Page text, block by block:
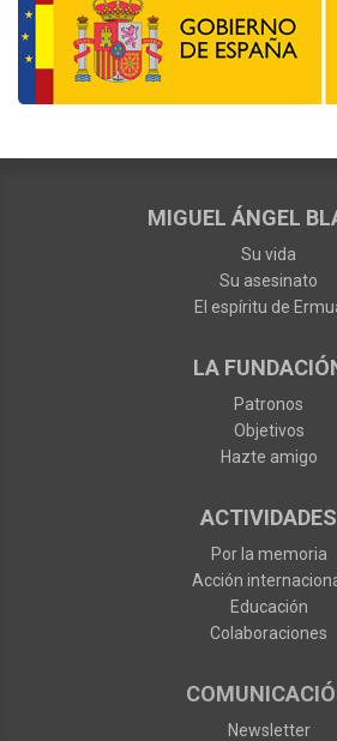
MIGUEL ÁNGEL
Su vida
Su asesinato
El espíritu de
LA
Patronos
Objetivos
Hazte amigo
ACTIVIDADES
Por la memoria
Acción
Educación
Colaboraciones
Newsletter